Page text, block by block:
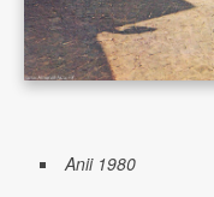
Anii 1980